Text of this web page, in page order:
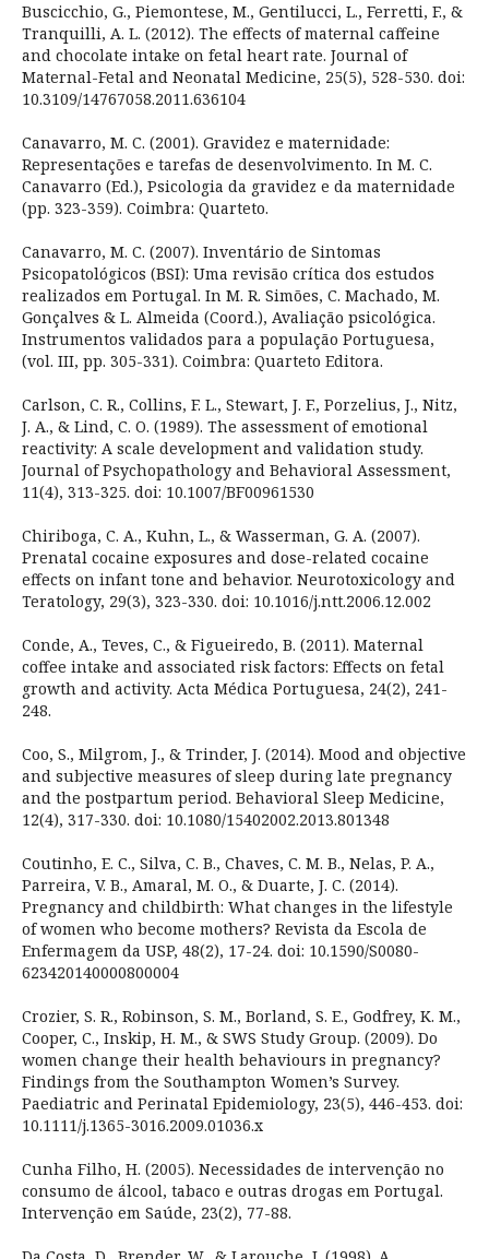
Buscicchio, G., Piemontese, M., Gentilucci, L., Ferretti, F., &
Tranquilli, A. L. (2012). The effects of maternal caffeine
and chocolate intake on fetal heart rate. Journal of
Maternal-Fetal and Neonatal Medicine, 25(5), 528-530. doi:
10.3109/14767058.2011.636104
Canavarro, M. C. (2001). Gravidez e maternidade:
Representações e tarefas de desenvolvimento. In M. C.
Canavarro (Ed.), Psicologia da gravidez e da maternidade
(pp. 323-359). Coimbra: Quarteto.
Canavarro, M. C. (2007). Inventário de Sintomas
Psicopatológicos (BSI): Uma revisão crítica dos estudos
realizados em Portugal. In M. R. Simões, C. Machado, M.
Gonçalves & L. Almeida (Coord.), Avaliação psicológica.
Instrumentos validados para a população Portuguesa,
(vol. III, pp. 305-331). Coimbra: Quarteto Editora.
Carlson, C. R., Collins, F. L., Stewart, J. F., Porzelius, J., Nitz,
J. A., & Lind, C. O. (1989). The assessment of emotional
reactivity: A scale development and validation study.
Journal of Psychopathology and Behavioral Assessment,
11(4), 313-325. doi: 10.1007/BF00961530
Chiriboga, C. A., Kuhn, L., & Wasserman, G. A. (2007).
Prenatal cocaine exposures and dose-related cocaine
effects on infant tone and behavior. Neurotoxicology and
Teratology, 29(3), 323-330. doi: 10.1016/j.ntt.2006.12.002
Conde, A., Teves, C., & Figueiredo, B. (2011). Maternal
coffee intake and associated risk factors: Effects on fetal
growth and activity. Acta Médica Portuguesa, 24(2), 241-
248.
Coo, S., Milgrom, J., & Trinder, J. (2014). Mood and objective
and subjective measures of sleep during late pregnancy
and the postpartum period. Behavioral Sleep Medicine,
12(4), 317-330. doi: 10.1080/15402002.2013.801348
Coutinho, E. C., Silva, C. B., Chaves, C. M. B., Nelas, P. A.,
Parreira, V. B., Amaral, M. O., & Duarte, J. C. (2014).
Pregnancy and childbirth: What changes in the lifestyle
of women who become mothers? Revista da Escola de
Enfermagem da USP, 48(2), 17-24. doi: 10.1590/S0080-
623420140000800004
Crozier, S. R., Robinson, S. M., Borland, S. E., Godfrey, K. M.,
Cooper, C., Inskip, H. M., & SWS Study Group. (2009). Do
women change their health behaviours in pregnancy?
Findings from the Southampton Women’s Survey.
Paediatric and Perinatal Epidemiology, 23(5), 446-453. doi:
10.1111/j.1365-3016.2009.01036.x
Cunha Filho, H. (2005). Necessidades de intervenção no
consumo de álcool, tabaco e outras drogas em Portugal.
Intervenção em Saúde, 23(2), 77-88.